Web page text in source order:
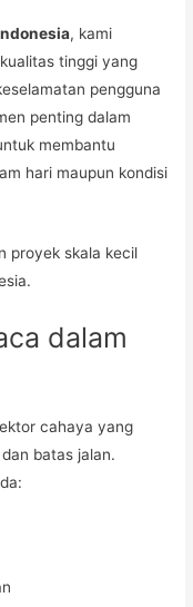
, kami
tinggi yang
pengguna
penting dalam
membantu
hari maupun kondisi
proyek skala kecil
dalam
cahaya yang
batas jalan.